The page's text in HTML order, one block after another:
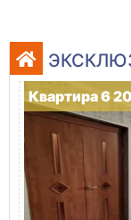
Квартира 6